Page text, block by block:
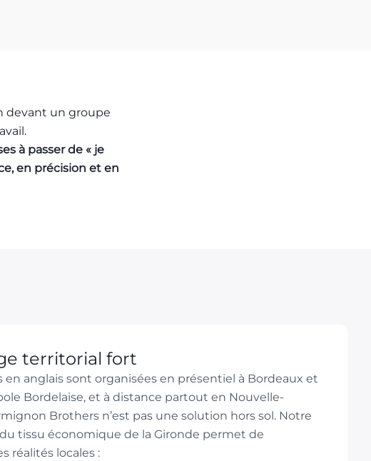
devant un groupe
à passer de « je
en précision et en
territorial fort
en anglais sont organisées en présentiel à Bordeaux et
Bordelaise, et à distance partout en Nouvelle-
Brothers n’est pas une solution hors sol. Notre
tissu économique de la Gironde permet de
réalités locales :